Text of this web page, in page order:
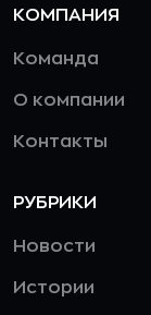
КОМПАНИЯ
Команда
О компании
Контакты
РУБРИКИ
Новости
Истории